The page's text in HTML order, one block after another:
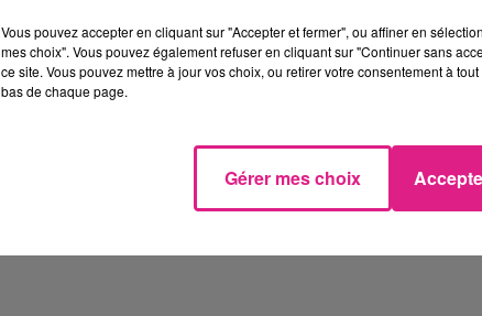
Vous pouvez accepter en cliquant sur "Accepter et fermer", ou affiner en
mes choix". Vous pouvez également refuser en cliquant sur "Continuer sans
ce site. Vous pouvez mettre à jour vos choix, ou retirer votre consentement à
bas de chaque page.
Gérer mes choix